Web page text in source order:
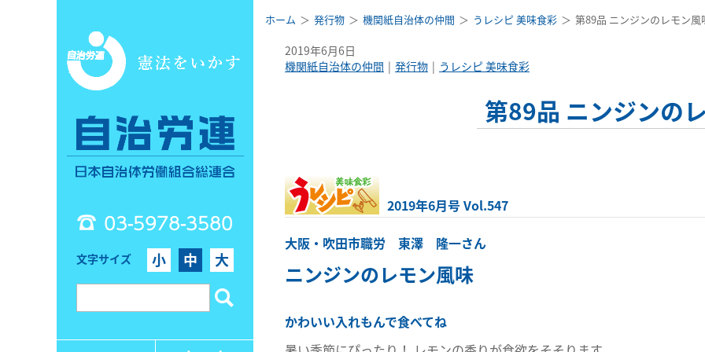
03-5978-3580
文字サイズ 小 中 大
ホーム 発行物 機関紙自治体の仲間 うレシピ 美味食彩 第89品 ニンジンのレモン風
2019年6月6日
機関紙自治体の仲間
発行物 うレシピ 美味食彩
第89品 ニンジンの
2019年6月号 Vol.547
大阪・吹田市職労 東澤 隆一さん
ニンジンのレモン風味
かわいい入れもんで食べてね